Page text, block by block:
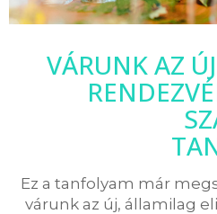
VÁRUNK AZ
Ez a tanfolyam már
várunk az új, államilag